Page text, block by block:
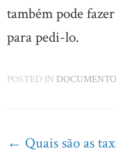
também pode
para pedi-lo.
POSTED IN
Post
← Quais são as